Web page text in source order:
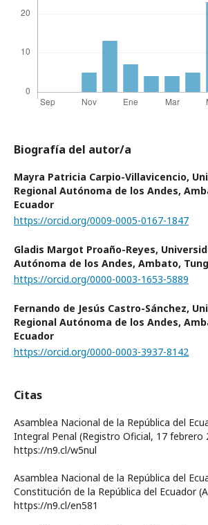
Biografía del autor/a
Mayra Patricia Carpio-Villavicencio,
Regional Autónoma de los Andes,
Ecuador
https://orcid.org/0009-0005-0167-1847
Gladis Margot Proaño-Reyes,
Autónoma de los Andes, Ambato,
https://orcid.org/0000-0003-1653-5889
Fernando de Jesús Castro-Sánchez,
Regional Autónoma de los Andes,
Ecuador
https://orcid.org/0000-0003-3937-8142
Citas
Asamblea Nacional de la República del
Integral Penal (Registro Oficial, 17 febrero
https://n9.cl/w5nul
Asamblea Nacional de la República del
Constitución de la República del Ecuador
https://n9.cl/en581